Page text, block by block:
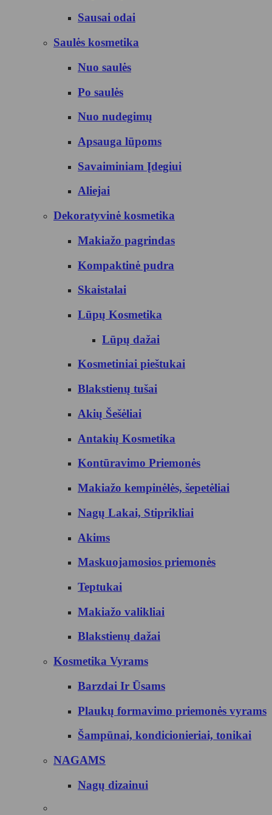
Sausai odai
Saulės kosmetika
Nuo saulės
Po saulės
Nuo nudegimų
Apsauga lūpoms
Savaiminiam Įdegiui
Aliejai
Dekoratyvinė kosmetika
Makiažo pagrindas
Kompaktinė pudra
Skaistalai
Lūpų Kosmetika
Lūpų dažai
Kosmetiniai pieštukai
Blakstienų tušai
Akių Šešėliai
Antakių Kosmetika
Kontūravimo Priemonės
Makiažo kempinėlės, šepetėliai
Nagų Lakai, Stiprikliai
Akims
Maskuojamosios priemonės
Teptukai
Makiažo valikliai
Blakstienų dažai
Kosmetika Vyrams
Barzdai Ir Ūsams
Plaukų formavimo priemonės vyrams
Šampūnai, kondicionieriai, tonikai
NAGAMS
Nagų dizainui